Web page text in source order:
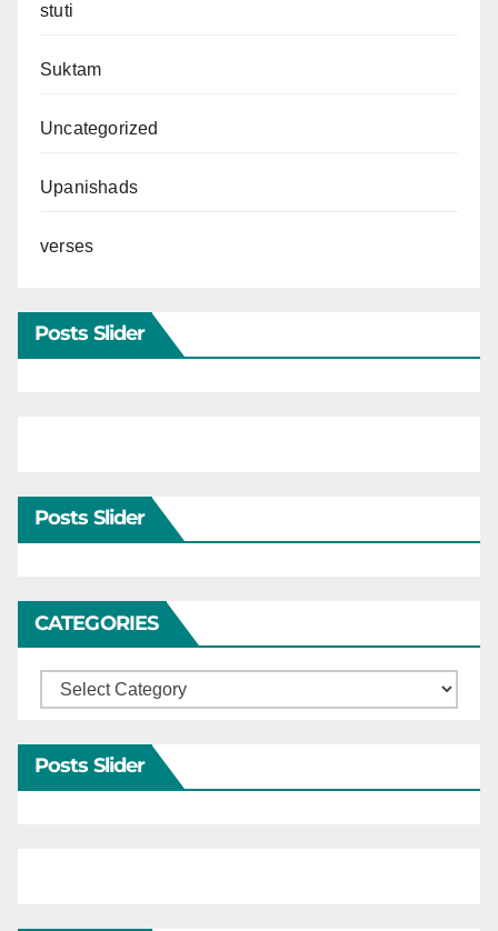
stuti
Suktam
Uncategorized
Upanishads
verses
Posts Slider
Posts Slider
CATEGORIES
Categories
Posts Slider